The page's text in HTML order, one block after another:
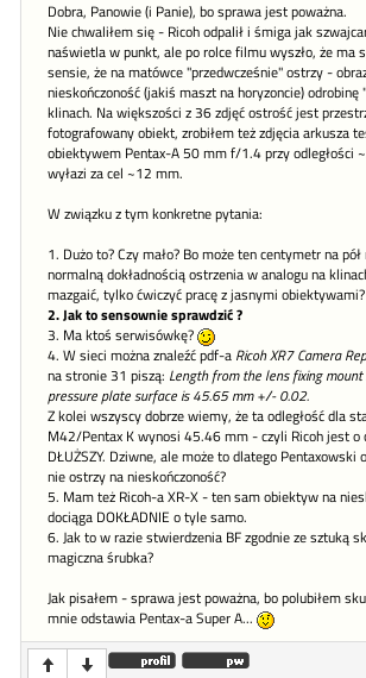
Dobra, Panowie (i Panie), bo sprawa jest poważna.
Nie chwaliłem się - Ricoh odpalił i śmiga jak
naświetla w punkt, ale po rolce filmu wyszło, że ma
sensie, że na matówce "przedwcześnie" ostrzy -
nieskończoność (jakiś maszt na horyzoncie) odrobinę
klinach. Na większości z 36 zdjęć ostrość jest
fotografowany obiekt, zrobiłem też zdjęcia arkusza
obiektywem Pentax-A 50 mm f/1.4 przy odległości
wyłazi za cel ~12 mm.
W związku z tym konkretne pytania:
1. Dużo to? Czy mało? Bo może ten centymetr na
normalną dokładnością ostrzenia w analogu na
mazgaić, tylko ćwiczyć pracę z jasnymi obiektywami?
2. Jak to sensownie sprawdzić ?
3. Ma ktoś serwisówkę?
4. W sieci można znaleźć pdf-a Ricoh XR7 Camera
na stronie 31 piszą: Length from the lens fixing
pressure plate surface is 45.65 mm +/- 0.02.
Z kolei wszyscy dobrze wiemy, że ta odległość dla
M42/Pentax K wynosi 45.46 mm - czyli Ricoh jest o
DŁUŻSZY. Dziwne, ale może to dlatego
nie ostrzy na nieskończoność?
5. Mam też Ricoh-a XR-X - ten sam obiektyw na
dociąga DOKŁADNIE o tyle samo.
6. Jak to w razie stwierdzenia BF zgodnie ze sztuką
magiczna śrubka?
Jak pisałem - sprawa jest poważna, bo polubiłem
mnie odstawia Pentax-a Super A...